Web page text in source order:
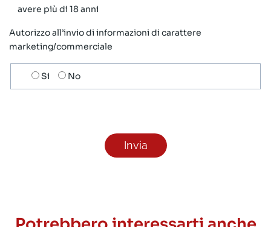
avere più di 18 anni
Autorizzo all’invio di informazioni di carattere
marketing/commerciale
Scelta
invio
Si No